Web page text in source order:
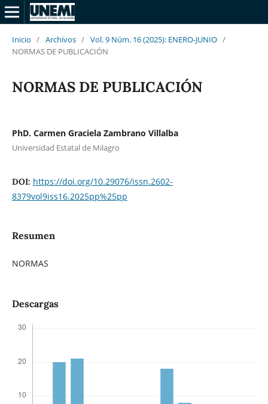
Inicio / Archivos / Vol. 9 Núm. 16 (2025): ENERO-JUNIO /
NORMAS DE PUBLICACIÓN
NORMAS DE PUBLICACIÓN
PhD. Carmen Graciela Zambrano Villalba
Universidad Estatal de Milagro
DOI: https://doi.org/10.29076/issn.2602-
8379vol9iss16.2025pp%25pp
Resumen
NORMAS
Descargas